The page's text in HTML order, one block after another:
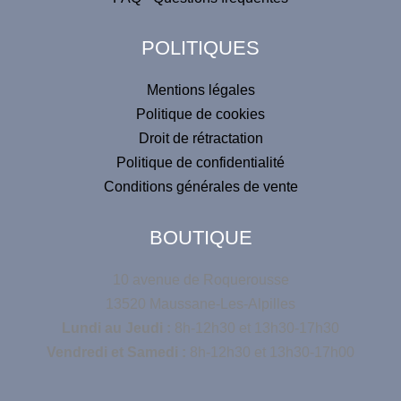
POLITIQUES
Mentions légales
Politique de cookies
Droit de rétractation
Politique de confidentialité
Conditions générales de vente
BOUTIQUE
10 avenue de Roquerousse
13520 Maussane-Les-Alpilles
Lundi au Jeudi : 8h-12h30 et 13h30-17h30
Vendredi et Samedi : 8h-12h30 et 13h30-17h00